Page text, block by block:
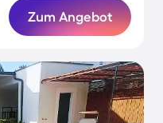
Zum Angebot